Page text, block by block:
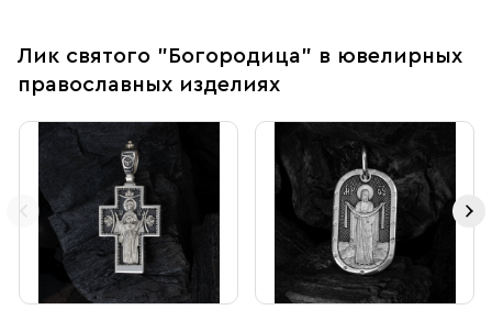
Лик святого "Богородица" в ювелирных
православных изделиях